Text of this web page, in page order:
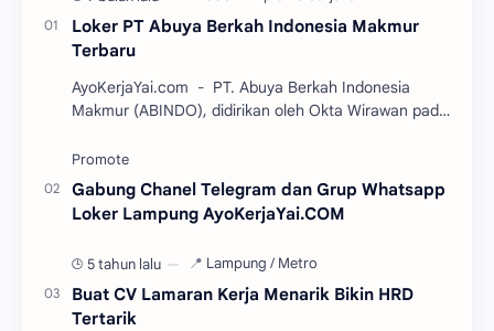
Loker PT Abuya Berkah Indonesia Makmur
Terbaru
AyoKerjaYai.com - PT. Abuya Berkah Indonesia
Makmur (ABINDO), didirikan oleh Okta Wirawan pada
Gabung Chanel Telegram dan Grup Whatsapp
Loker Lampung AyoKerjaYai.COM
5 tahun lalu
Buat CV Lamaran Kerja Menarik Bikin HRD
Tertarik